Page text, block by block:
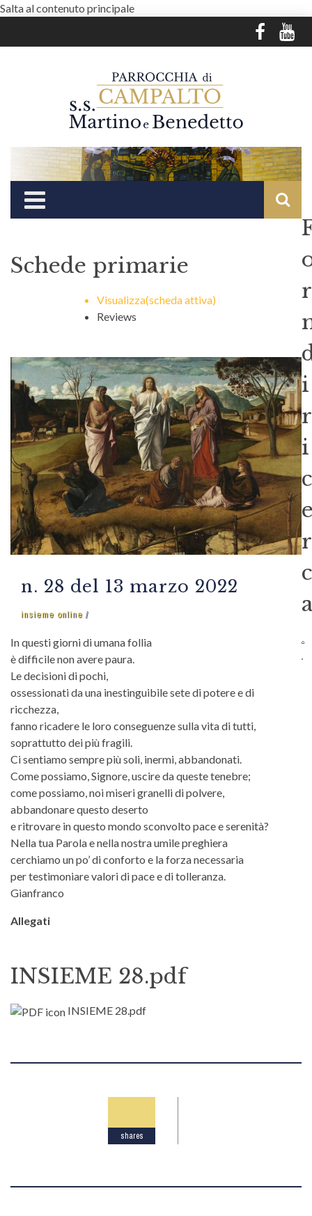
Salta al contenuto principale
r
i
r
i
c
r
c
Schede primarie
Visualizza(scheda attiva)
Reviews
n. 28 del 13 marzo 2022
insieme online
In questi giorni di umana follia
è difficile non avere paura.
Le decisioni di pochi,
ossessionati da una inestinguibile sete di potere e di
ricchezza,
fanno ricadere le loro conseguenze sulla vita di tutti,
soprattutto dei più fragili.
Ci sentiamo sempre più soli, inermi, abbandonati.
Come possiamo, Signore, uscire da queste tenebre;
come possiamo, noi miseri granelli di polvere,
abbandonare questo deserto
e ritrovare in questo mondo sconvolto pace e serenità?
Nella tua Parola e nella nostra umile preghiera
cerchiamo un po’ di conforto e la forza necessaria
per testimoniare valori di pace e di tolleranza.
Gianfranco
Allegati
INSIEME 28.pdf
INSIEME 28.pdf
shares